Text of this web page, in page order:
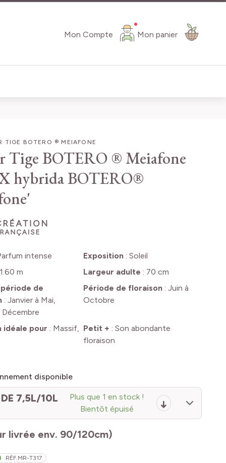
Mon Compte Mon panier
TIGE BOTERO ® MEIAFONE
Tige BOTERO ® Meiafone
hybrida BOTERO®
intense Exposition: Soleil
m
Largeur adulte : 70 cm
de
: Janvier à Mai,
Période de floraison: Juin à
Octobre
idéale pour : Massif, Petit + : Son abondante
floraison
disponible
7,5L/10L
Plus que 1 en stock !
Bientôt épuisé
livrée env. 90/120cm)
RÉF.MR-T317